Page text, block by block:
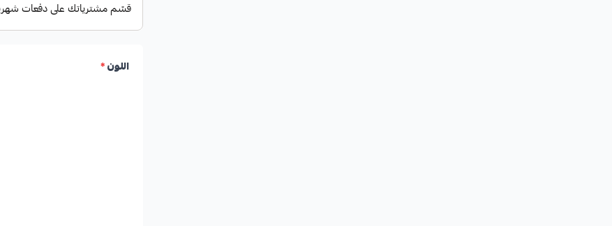
اللون*